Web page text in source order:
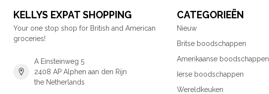
KELLYS EXPAT SHOPPING
Your one stop shop for British and American
groceries!
A Einsteinweg 5
2408 AP Alphen aan den Rijn
the Netherlands
CATEGORIEËN
Nieuw
Britse boodschappen
Amerikaanse boodschappen
Ierse boodschappen
Wereldkeuken